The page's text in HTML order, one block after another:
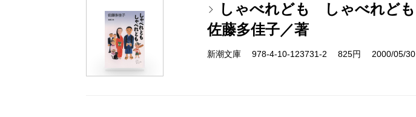
しゃべれども しゃべれども
佐藤多佳子／著
新潮文庫 978-4-10-123731-2 825円 2000/05/30